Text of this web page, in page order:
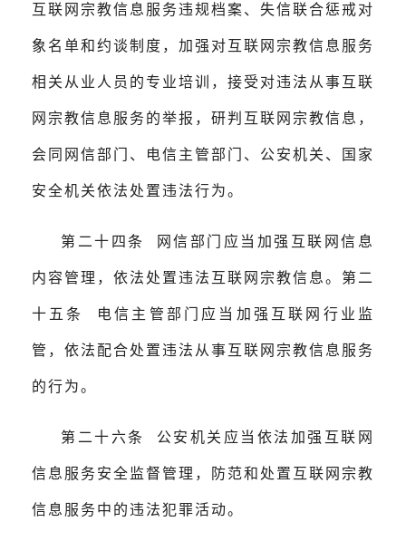
互联网宗教信息服务违规档案、失信联合惩戒对
象名单和约谈制度，加强对互联网宗教信息服务
相关从业人员的专业培训，接受对违法从事互联
网宗教信息服务的举报，研判互联网宗教信息，
会同网信部门、电信主管部门、公安机关、国家
安全机关依法处置违法行为。
第二十四条 网信部门应当加强互联网信息
内容管理，依法处置违法互联网宗教信息。第二
十五条 电信主管部门应当加强互联网行业监
管，依法配合处置违法从事互联网宗教信息服务
的行为。
第二十六条 公安机关应当依法加强互联网
信息服务安全监督管理，防范和处置互联网宗教
信息服务中的违法犯罪活动。